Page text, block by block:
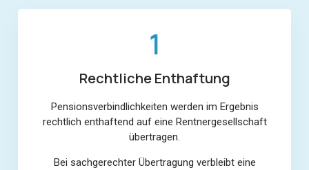
1
Rechtliche Enthaftung
Pensionsverbindlichkeiten werden im Ergebnis
rechtlich enthaftend auf eine Rentnergesellschaft
übertragen.
Bei sachgerechter Übertragung verbleibt eine